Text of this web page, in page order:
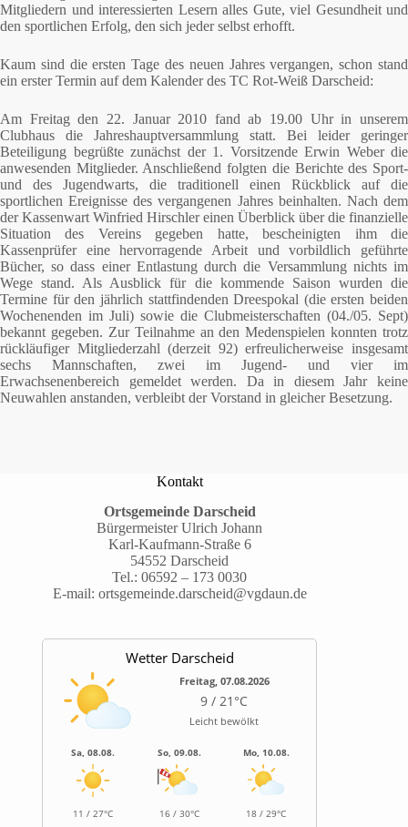
Mitgliedern und interessierten Lesern alles Gute, viel Gesundheit und
den sportlichen Erfolg, den sich jeder selbst erhofft.
Kaum sind die ersten Tage des neuen Jahres vergangen, schon stand
ein erster Termin auf dem Kalender des TC Rot-Weiß Darscheid:
Am Freitag den 22. Januar 2010 fand ab 19.00 Uhr in unserem
Clubhaus die Jahreshauptversammlung statt. Bei leider geringer
Beteiligung begrüßte zunächst der 1. Vorsitzende Erwin Weber die
anwesenden Mitglieder. Anschließend folgten die Berichte des Sport-
und des Jugendwarts, die traditionell einen Rückblick auf die
sportlichen Ereignisse des vergangenen Jahres beinhalten. Nach dem
der Kassenwart Winfried Hirschler einen Überblick über die finanzielle
Situation des Vereins gegeben hatte, bescheinigten ihm die
Kassenprüfer eine hervorragende Arbeit und vorbildlich geführte
Bücher, so dass einer Entlastung durch die Versammlung nichts im
Wege stand. Als Ausblick für die kommende Saison wurden die
Termine für den jährlich stattfindenden Dreespokal (die ersten beiden
Wochenenden im Juli) sowie die Clubmeisterschaften (04./05. Sept)
bekannt gegeben. Zur Teilnahme an den Medenspielen konnten trotz
rückläufiger Mitgliederzahl (derzeit 92) erfreulicherweise insgesamt
sechs Mannschaften, zwei im Jugend- und vier im
Erwachsenenbereich gemeldet werden. Da in diesem Jahr keine
Neuwahlen anstanden, verbleibt der Vorstand in gleicher Besetzung.
Kontakt
Ortsgemeinde Darscheid
Bürgermeister Ulrich Johann
Karl-Kaufmann-Straße 6
54552 Darscheid
Tel.:06592 – 173 0030
E-mail: ortsgemeinde.darscheid@vgdaun.de
Wetter Darscheid
Freitag, 07.08.2026
9 / 21°C
Leicht bewölkt
Sa, 08.08.
11 / 27°C
So, 09.08.
16 / 30°C
Mo, 10.08.
18 / 29°C